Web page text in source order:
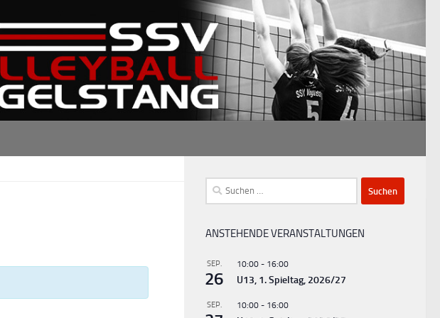
Suchen
nach:
ANSTEHENDE VERANSTALTUNGEN
SEP.
26
10:00 - 16:00
U13, 1. Spieltag, 2026/27
SEP. 10:00 - 16:00